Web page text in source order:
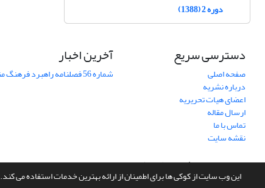
این وب سایت از کوکی ها برای اطمینان از ارائه بهترین خدمات استفاده می کند.
دوره 2 (1388)
دسترسی سریع
صفحه اصلی
درباره نشریه
اعضای هیات تحریریه
ارسال مقاله
تماس با ما
نقشه سایت
آخرین اخبار
شماره 56 فصلنامه راهبرد فرهنگ منتشر شد
سامانه مدیریت نشریات علمی.طراحی و پیاده سازی ازسیناوب